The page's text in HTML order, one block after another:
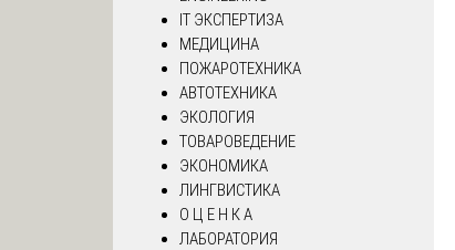
IT ЭКСПЕРТИЗА
МЕДИЦИНА
ПОЖАРОТЕХНИКА
АВТОТЕХНИКА
ЭКОЛОГИЯ
ТОВАРОВЕДЕНИЕ
ЭКОНОМИКА
ЛИНГВИСТИКА
О Ц Е Н К А
ЛАБОРАТОРИЯ